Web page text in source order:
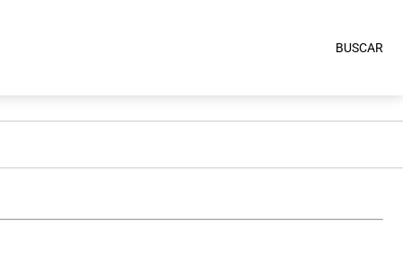
BUSCAR